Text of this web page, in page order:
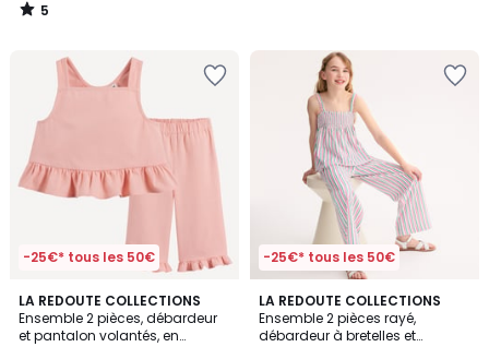
5
/
-25€* tous les 50€
LA REDOUTE COLLECTIONS
Ensemble 2 pièces, débardeur
et pantalon volantés, en
-25€* tous les 50€
LA REDOUTE COLLECTIONS
Ensemble 2 pièces rayé,
débardeur à bretelles et